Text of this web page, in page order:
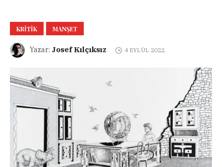
KRITIK MANŞET
Yazar: Josef Kılçıksız 4 EYLÜL 2022